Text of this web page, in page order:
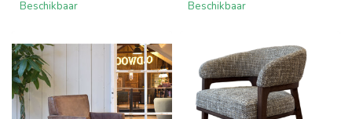
Beschikbaar Beschikbaar